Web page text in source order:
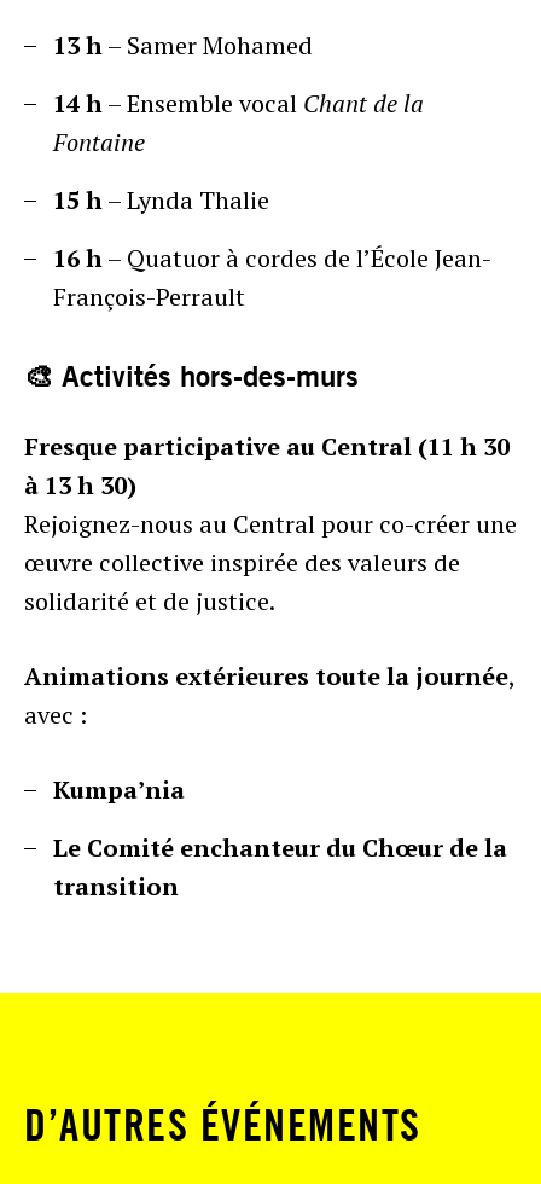
13 h– Samer Mohamed
14 h– Ensemble vocal Chant de la
Fontaine
15 h– Lynda Thalie
16 h– Quatuor à cordes de l’École Jean-
François-Perrault
🎨 Activités hors-des-murs
Fresque participative au Central (11 h 30
à 13 h 30)
Rejoignez-nous au Central pour co-créer une
œuvre collective inspirée des valeurs de
solidarité et de justice.
Animations extérieures toute la journée,
avec :
Kumpa’nia
Le Comité enchanteur du Chœur de la
transition
D’AUTRES ÉVÉNEMENTS